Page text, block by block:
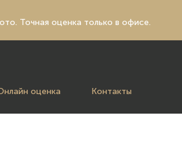
. Точная оценка только в офисе.
оценка Контакты